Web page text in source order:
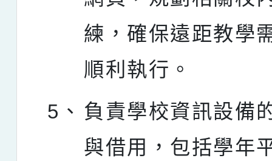
練，確保遠距教學
順利執行。
5、 負責學校資訊設備
與借用，包括學年